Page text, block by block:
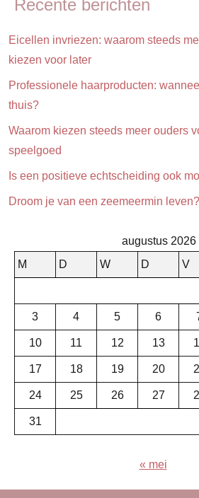
Recente berichten
Eicellen invriezen: waarom steeds
kiezen voor later
Professionele haarproducten:
thuis?
Waarom kiezen steeds meer ouders
speelgoed
Is een positieve echtscheiding ook
Droom je van een zeemeermin
augustus 2026
M
D W D V
3 4 5 6
10 11 12 13
17 18 19 20
24 25 26 27
31
« mei